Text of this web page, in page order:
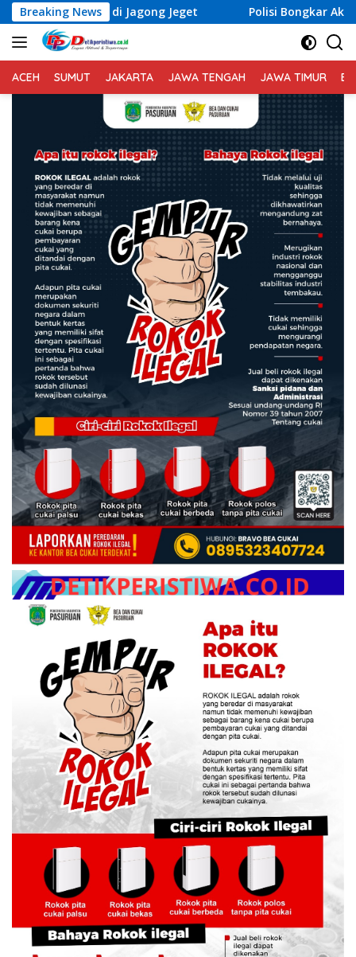
Langsung
ke
konten
Breaking News
Jagong Jeget Polisi Bongkar Aksi Pencurian di
ACEH SUMUT JAKARTA JAWA TENGAH JAWA TIMUR